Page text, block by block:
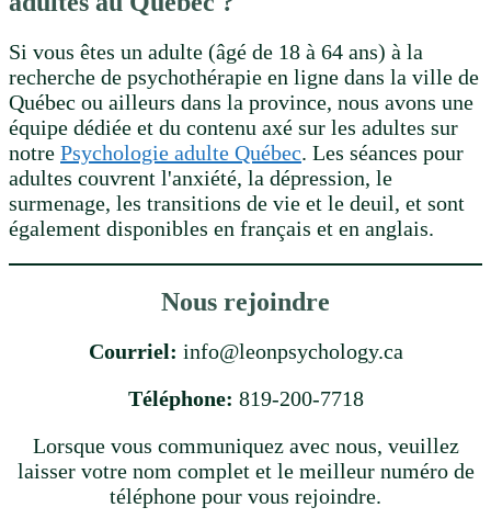
Si vous êtes un adulte (âgé de 18 à 64 ans) à la
recherche de psychothérapie en ligne dans la ville de
Québec ou ailleurs dans la province, nous avons une
équipe dédiée et du contenu axé sur les adultes sur
notre Psychologie adulte Québec. Les séances pour
adultes couvrent l'anxiété, la dépression, le
surmenage, les transitions de vie et le deuil, et sont
également disponibles en français et en anglais.
Nous rejoindre
Courriel: info@leonpsychology.ca
Téléphone: 819-200-7718
Lorsque vous communiquez avec nous, veuillez
laisser votre nom complet et le meilleur numéro de
téléphone pour vous rejoindre.